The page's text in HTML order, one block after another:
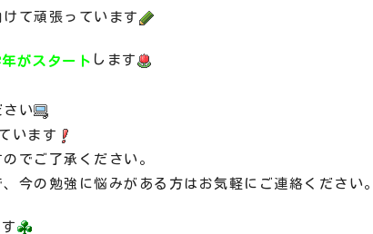
て頑張っています
がスタート します
い
います
でご了承ください。
今の勉強に悩みがある方はお気軽にご連絡ください。